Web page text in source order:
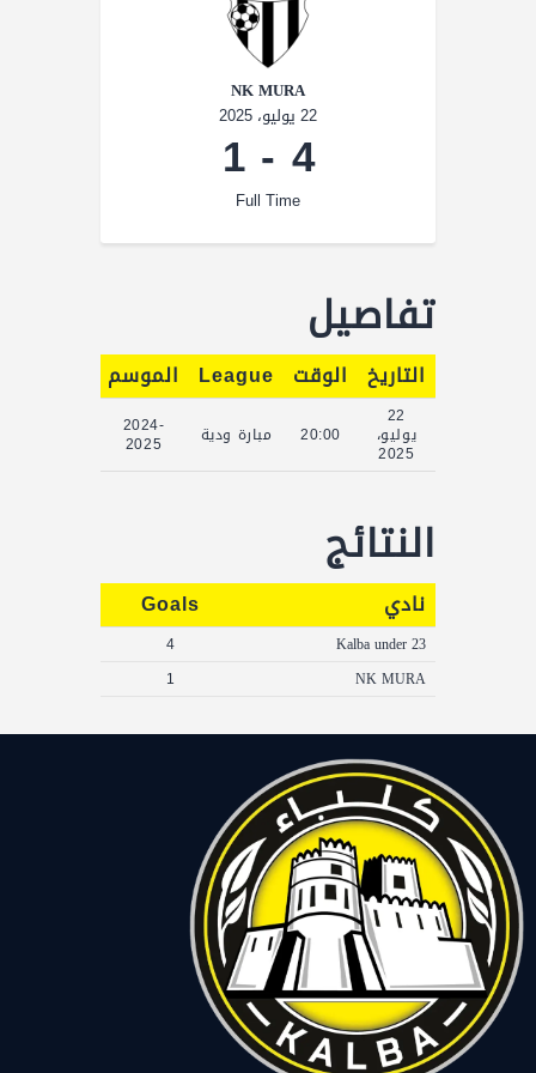
NK MURA
22 يوليو، 2025
4
-
1
Full Time
تفاصيل
التاريخ الوقت League الموسم
22
يوليو،
2025
20:00 مبارة ودية 2024-
2025
النتائج
نادي Goals
Kalba under 23
4
NK MURA
1